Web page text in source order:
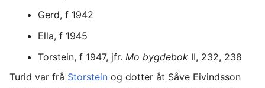
Gerd, f 1942
Ella, f 1945
Torstein, f 1947, jfr. Mo bygdebok II, 232, 238
Turid var frå Storstein og dotter åt Såve Eivindsson